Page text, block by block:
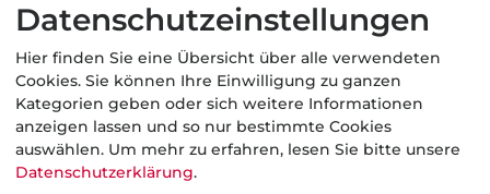
AktuelleNachrichten
07.08.2026
FONDS professionell
Studie: Ungleiche
Datenschutzeinstellungen
Hier finden Sie eine Übersicht über alle verwendeten
Cookies. Sie können Ihre Einwilligung zu ganzen
Kategorien geben oder sich weitere Informationen
anzeigen lassen und so nur bestimmte Cookies
auswählen. Um mehr zu erfahren, lesen Sie bitte unsere
Datenschutzerklärung.